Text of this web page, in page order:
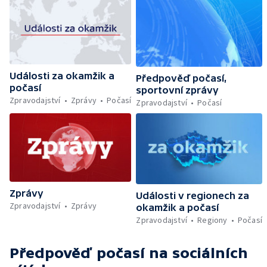
Události za okamžik a
počasí
Zpravodajství
Zprávy Počasí
Předpověď počasí,
sportovní zprávy
Zpravodajství
Počasí
Zprávy
Zpravodajství
Zprávy
Události v regionech za
okamžik a počasí
Zpravodajství
Regiony Počasí
Předpověď počasí na sociálních